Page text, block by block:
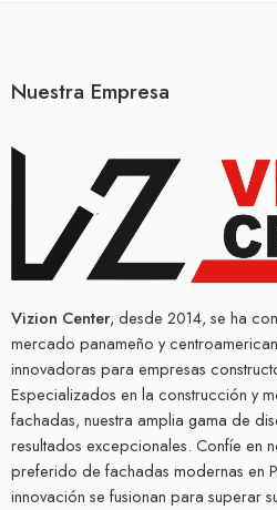
Nuestra Empresa
Vizion Center, desde 2014, se ha
mercado panameño y
innovadoras para empresas
Especializados en la construcción y
fachadas, nuestra amplia gama de
resultados excepcionales. Confíe en
preferido de fachadas modernas en
innovación se fusionan para superar